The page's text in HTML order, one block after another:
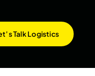
Talk Logistics